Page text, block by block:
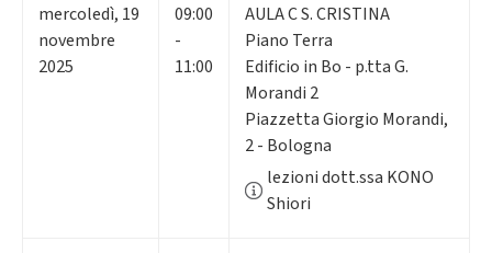
mercoledì, 19
novembre
2025
09:00
-
11:00
AULA C S. CRISTINA
Piano Terra
Edificio in Bo - p.tta G.
Morandi 2
Piazzetta Giorgio Morandi,
2 - Bologna
lezioni dott.ssa KONO
Shiori